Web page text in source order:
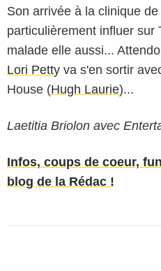
Son arrivée à la clinique
particulièrement influer sur
malade elle aussi...
Lori Petty va s'en sortir
House (Hugh Laurie)...
Laetitia Briolon avec
Infos, coups de coeur,
blog de la Rédac !